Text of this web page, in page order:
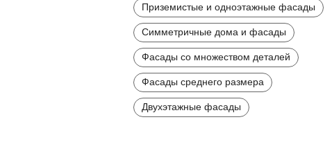
Приземистые и одноэтажные фасады
Симметричные дома и фасады
Фасады со множеством деталей
Фасады среднего размера
Двухэтажные фасады